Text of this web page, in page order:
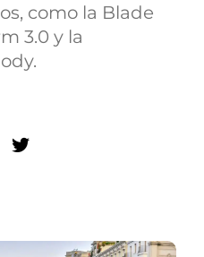
como la Blade
3.0 y la